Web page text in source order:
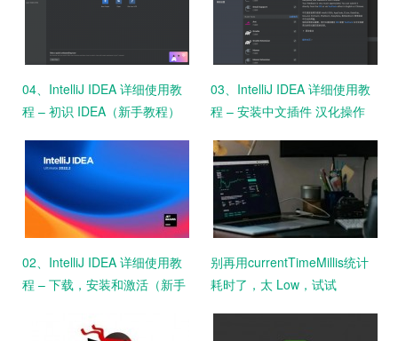
04、IntelliJ IDEA 详细使用教
程 – 初识 IDEA（新手教程）
03、IntelliJ IDEA 详细使用教
程 – 安装中文插件 汉化操作
02、IntelliJ IDEA 详细使用教
程 – 下载，安装和激活（新手
别再用currentTimeMillis统计
耗时了，太 Low，试试